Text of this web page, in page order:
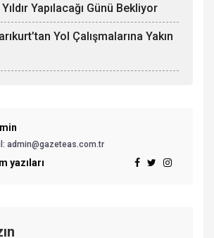
Yapılacağı Günü Bekliyor
Yol Çalışmalarına Yakın
admin@gazeteas.com.tr
yazıları